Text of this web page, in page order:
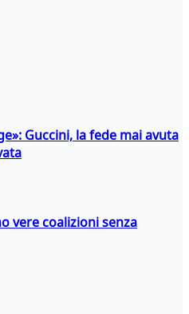
Guccini, la fede mai avuta
vere coalizioni senza